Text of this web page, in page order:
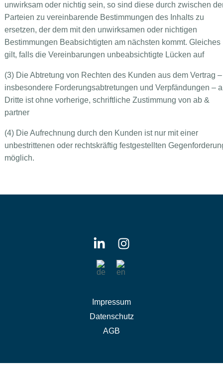
unwirksam oder nichtig sein, so sind diese durch zwischen
Parteien zu vereinbarende Bestimmungen des Inhalts zu
ersetzen, der dem mit den unwirksamen oder nichtigen
Bestimmungen Beabsichtigten am nächsten kommt. Gleiches
gilt, falls die Vereinbarungen unbeabsichtigte Lücken auf
(3) Die Abtretung von Rechten des Kunden aus dem Vertrag –
insbesondere Forderungsabtretungen und Verpfändungen –
Dritte ist ohne vorherige, schriftliche Zustimmung von ab &
partner
(4) Die Aufrechnung durch den Kunden ist nur mit einer
unbestrittenen oder rechtskräftig festgestellten
möglich.
Impressum
Datenschutz
AGB